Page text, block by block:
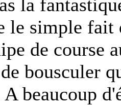
la
le simple fait
de course
bousculer
beaucoup